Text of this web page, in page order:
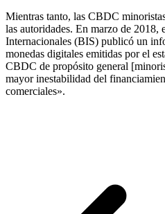
Mientras tanto, las CBDC
las autoridades. En marzo de 2018,
Internacionales (BIS) publicó un
monedas digitales emitidas por el
CBDC de propósito general
mayor inestabilidad del
comerciales».